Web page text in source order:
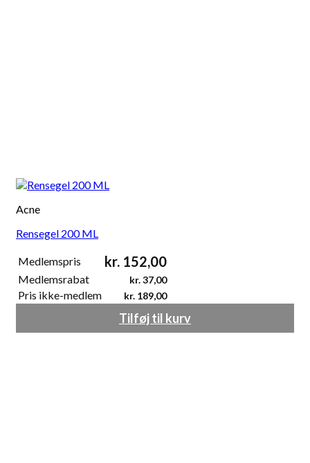
Acne
Rensegel 200 ML
Medlemspris kr. 152,00
Medlemsrabat kr.37,00
Pris ikke-medlem kr. 189,00
Tilføj til kurv